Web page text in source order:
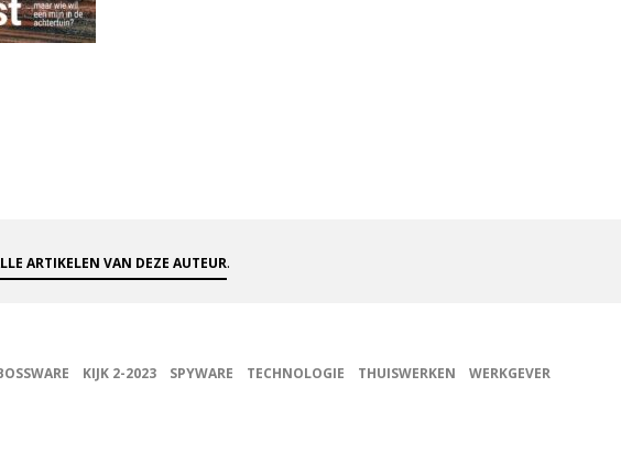
ARTIKELEN VAN DEZE AUTEUR.
KIJK 2-2023 SPYWARE TECHNOLOGIE THUISWERKEN WERKGEVER